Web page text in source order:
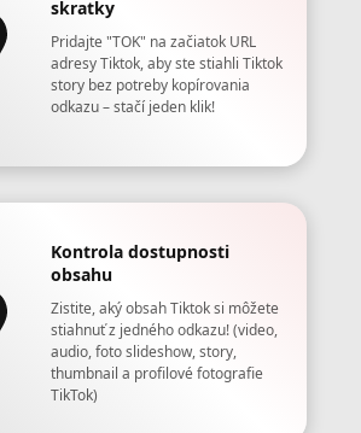
skratky
Pridajte "TOK" na začiatok URL
adresy Tiktok, aby ste stiahli Tiktok
story bez potreby kopírovania
odkazu – stačí jeden klik!
Kontrola dostupnosti
obsahu
Zistite, aký obsah Tiktok si môžete
stiahnuť z jedného odkazu! (video,
audio, foto slideshow, story,
thumbnail a profilové fotografie
TikTok)